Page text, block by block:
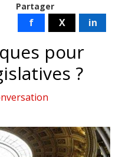
Partager
f X in
pour
?